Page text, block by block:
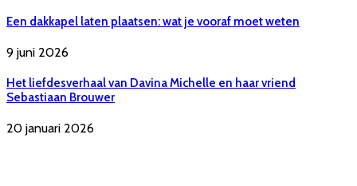
Een dakkapel laten plaatsen: wat je vooraf moet weten
9 juni 2026
Het liefdesverhaal van Davina Michelle en haar vriend
Sebastiaan Brouwer
20 januari 2026